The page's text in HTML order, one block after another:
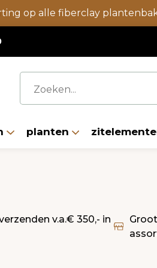
op alle fiberclay
planten
v.a.€ 350,- in
Groot